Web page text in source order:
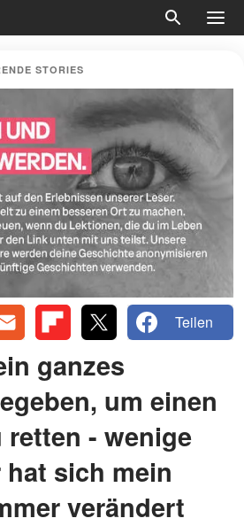
STORIES
Teilen
ganzes
um einen
retten - wenige
hat sich mein
verändert